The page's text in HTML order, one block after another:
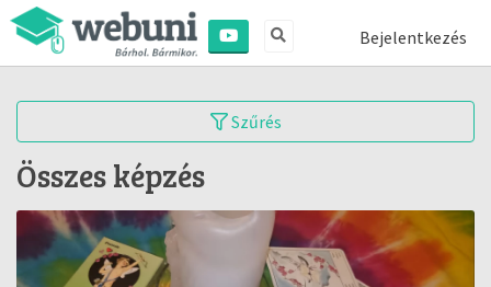
Bejelentkezés
Szűrés
Összes képzés